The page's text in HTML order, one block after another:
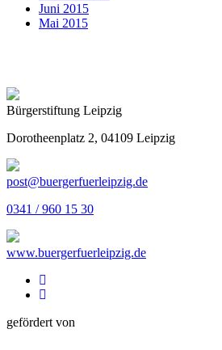
Juni 2015
Mai 2015
Bürgerstiftung Leipzig
Dorotheenplatz 2, 04109 Leipzig
post@buergerfuerleipzig.de
0341 / 960 15 30
www.buergerfuerleipzig.de
gefördert von